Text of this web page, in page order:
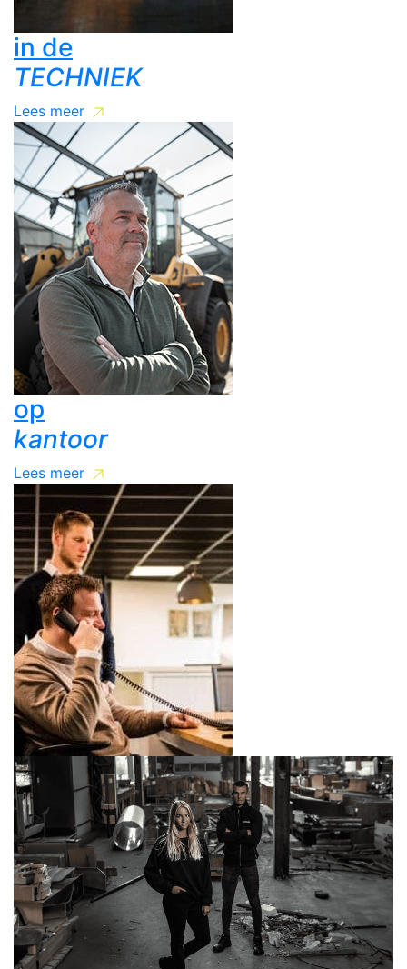
in de
TECHNIEK
Lees meer
op
kantoor
Lees meer